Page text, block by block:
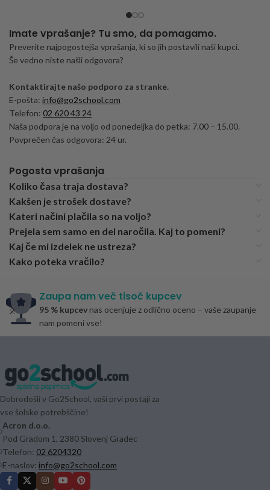
Imate vprašanje? Tu smo, da pomagamo.
Preverite najpogostejša vprašanja, ki so jih postavili naši kupci.
Še vedno niste našli odgovora?
Kontaktirajte našo podporo za stranke.
E-pošta: info@go2school.com
Telefon: 02 620 43 24
Naša podpora je na voljo od ponedeljka do petka: 7.00 – 15.00.
Povprečen čas odgovora: 24 ur.
Pogosta vprašanja
Koliko časa traja dostava?
Kakšen je strošek dostave?
Kateri načini plačila so na voljo?
Prejela sem samo en del naročila. Kaj to pomeni?
Kaj če mi izdelek ne ustreza?
Kako poteka vračilo?
Zaupa nam več tisoč kupcev
95 % kupcev nas ocenjuje z odlično oceno – vaše zaupanje
nam pomeni vse!
Dobrodošli v Go2School, vaši prvi postaji za
vse šolske potrebščine!
Acron d.o.o.
Pod Gradom 1, 2380 Slovenj Gradec
Telefon: 02 6204320
E-naslov: info@go2school.com